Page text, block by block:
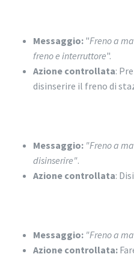
Messaggio: "Freno a
freno e interruttore".
Azione controllata:
disinserire il freno di
Messaggio: "Freno a
disinserire".
Azione controllata:
Messaggio: "Freno a
Azione controllata: